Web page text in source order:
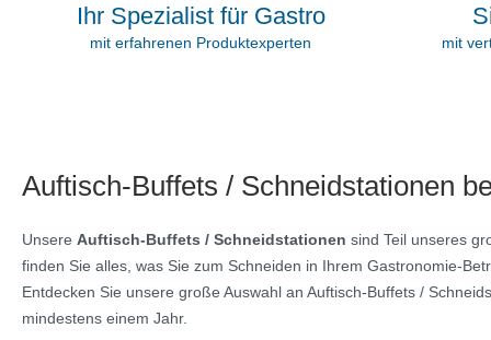
Ihr Spezialist für Gastro
mit erfahrenen Produktexperten mit
Auftisch-Buffets / Schneidstationen
Unsere Auftisch-Buffets / Schneidstationen sind Teil unseres
finden Sie alles, was Sie zum Schneiden in Ihrem Gastronomie-
Entdecken Sie unsere große Auswahl an Auftisch-Buffets /
mindestens einem Jahr.